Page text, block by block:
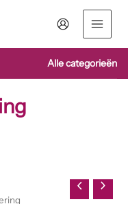
Alle categorieën